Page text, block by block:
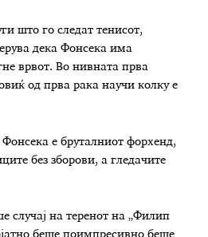
што го следат тенисот,
дека Фонсека има
врвот. Во нивната прва
од прва рака научи колку е
е бруталниот форхенд,
без зборови, а гледачите
случај на теренот на „Филип